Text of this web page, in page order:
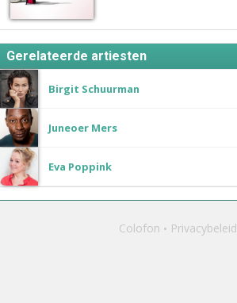
Gerelateerde artiesten
Birgit Schuurman
Juneoer Mers
Eva Poppink
Colofon Privacybeleid